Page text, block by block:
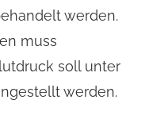
werden.
muss
soll unter
werden.